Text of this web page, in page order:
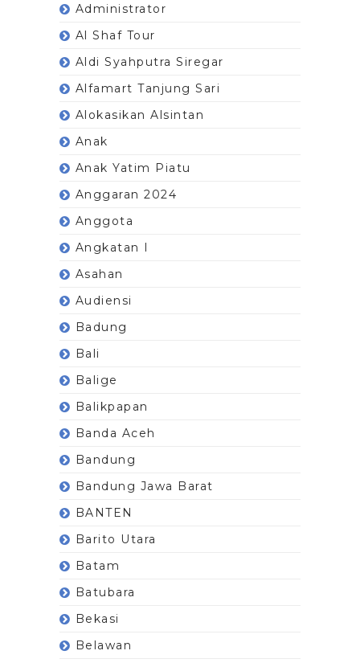
Administrator
Al Shaf Tour
Aldi Syahputra Siregar
Alfamart Tanjung Sari
Alokasikan Alsintan
Anak
Anak Yatim Piatu
Anggaran 2024
Anggota
Angkatan I
Asahan
Audiensi
Badung
Bali
Balige
Balikpapan
Banda Aceh
Bandung
Bandung Jawa Barat
BANTEN
Barito Utara
Batam
Batubara
Bekasi
Belawan